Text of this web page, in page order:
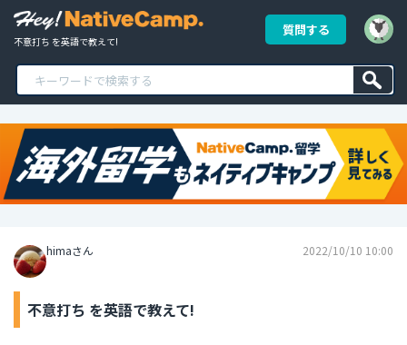
不意打ち を英語で教えて!
質問する
himaさん 2022/10/10 10:00
不意打ち を英語で教えて!